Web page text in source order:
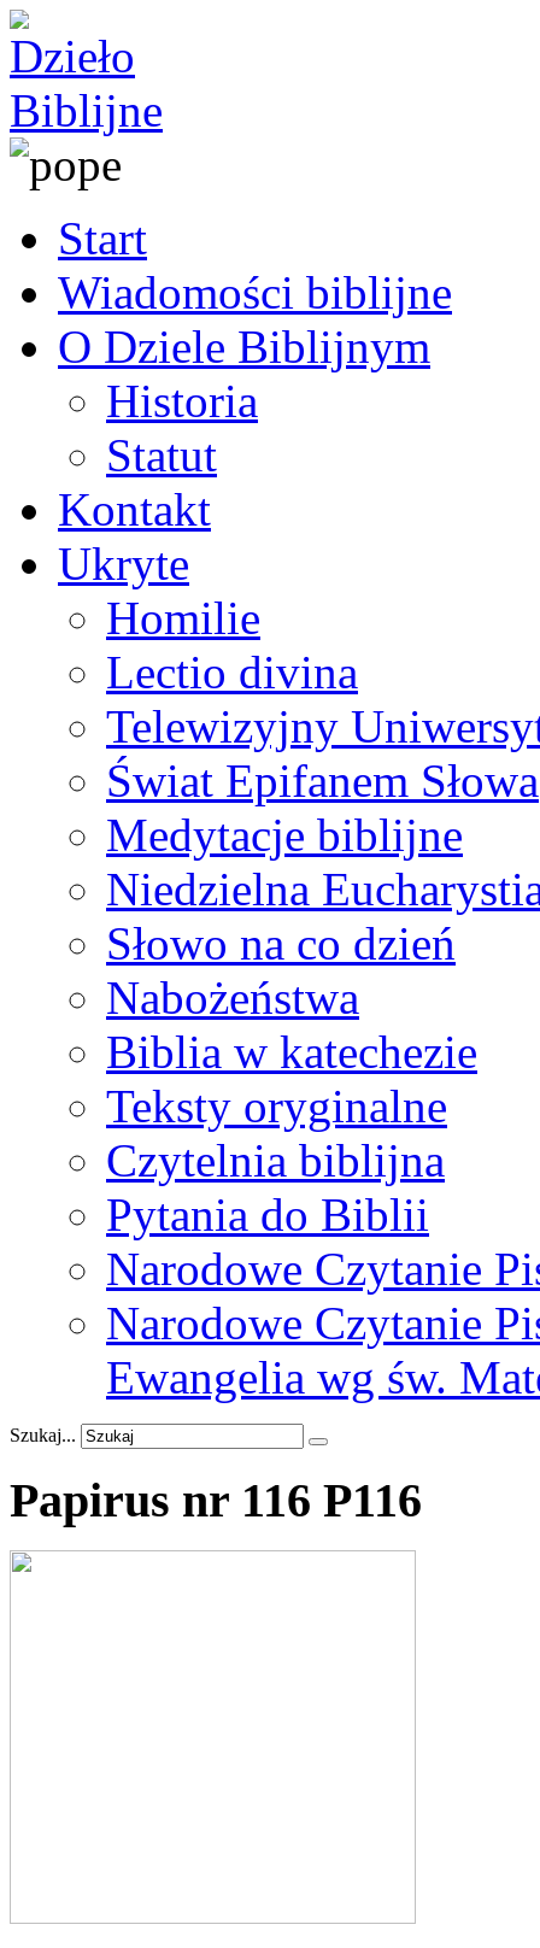
Start
Wiadomości biblijne
O Dziele Biblijnym
Historia
Statut
Kontakt
Ukryte
Homilie
Lectio divina
Telewizyjny
Świat Epifanem Słowa
Medytacje biblijne
Niedzielna
Słowo na co dzień
Nabożeństwa
Biblia w katechezie
Teksty oryginalne
Czytelnia biblijna
Pytania do Biblii
Narodowe Czytanie
Narodowe Czytanie
Ewangelia wg św.
Szukaj...
Papirus nr 116 P116